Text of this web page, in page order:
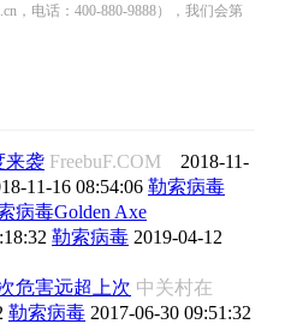
，电话：400-880-9888），我们会第
来袭 FreebuF.COM 2018-11-
11-16 08:54:06 勒索病毒
病毒Golden Axe
勒索病毒 2019-04-12
危害远超上次 中关村在
勒索病毒 2017-06-30 09:51:32